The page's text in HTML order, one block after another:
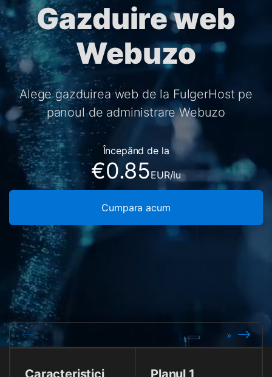
Gazduire web
Webuzo
Alege gazduirea web de la FulgerHost pe
panoul de administrare Webuzo
Cumpara acum
Începănd de la
€0.85EUR/lu
»
«
Caracteristici Planul 1